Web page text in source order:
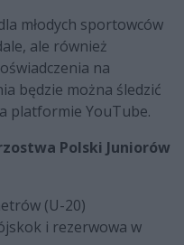
młodych sportowców
ale również
na
będzie można śledzić
platformie YouTube.
Polski Juniorów
(U-20)
i rezerwowa w